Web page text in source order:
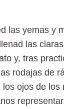
las yemas y
las
y, tras
rodajas de
ojos de